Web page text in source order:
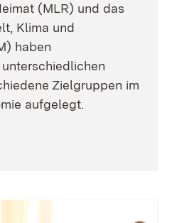
(MLR) und das
Klima und
haben
Zielgruppen im
aufgelegt.